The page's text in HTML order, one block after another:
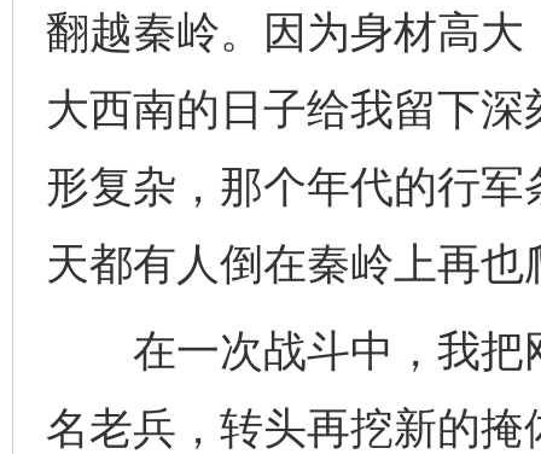
翻越秦岭。因为身材高
大西南的日子给我留下
形复杂，那个年代的行
天都有人倒在秦岭上再也
在一次战斗中，我把
名老兵，转头再挖新的